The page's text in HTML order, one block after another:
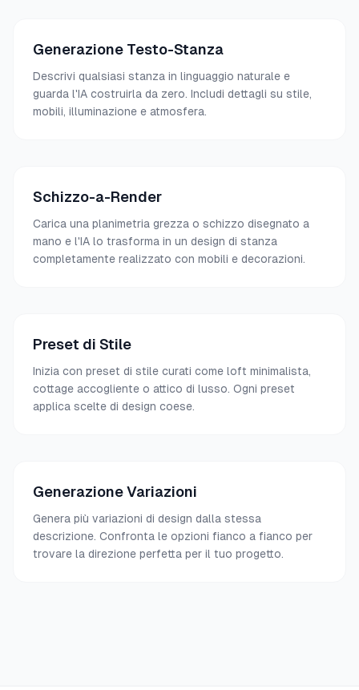
Generazione Testo-Stanza
Descrivi qualsiasi stanza in linguaggio naturale e
guarda l'IA costruirla da zero. Includi dettagli su stile,
mobili, illuminazione e atmosfera.
Schizzo-a-Render
Carica una planimetria grezza o schizzo disegnato a
mano e l'IA lo trasforma in un design di stanza
completamente realizzato con mobili e decorazioni.
Preset di Stile
Inizia con preset di stile curati come loft minimalista,
cottage accogliente o attico di lusso. Ogni preset
applica scelte di design coese.
Generazione Variazioni
Genera più variazioni di design dalla stessa
descrizione. Confronta le opzioni fianco a fianco per
trovare la direzione perfetta per il tuo progetto.